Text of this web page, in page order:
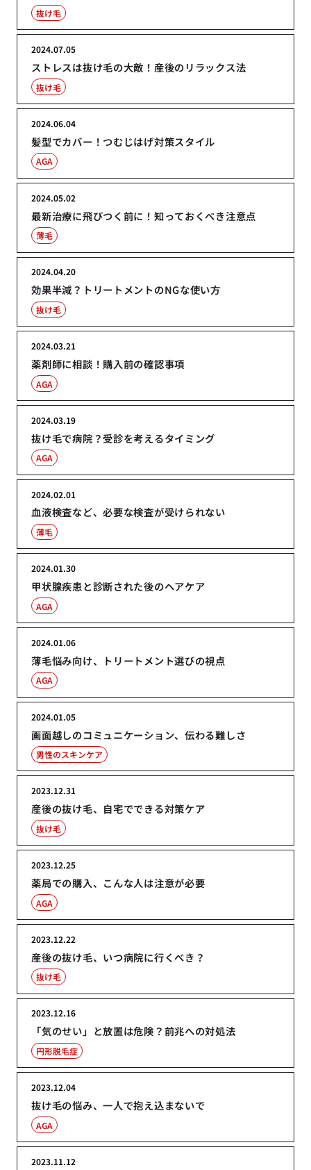
抜け毛
ストレスは抜け毛の大敵！産後のリラックス法
2024.07.05
抜け毛
髪型でカバー！つむじはげ対策スタイル
2024.06.04
AGA
最新治療に飛びつく前に！知っておくべき注意点
2024.05.02
薄毛
効果半減？トリートメントのNGな使い方
2024.04.20
抜け毛
薬剤師に相談！購入前の確認事項
2024.03.21
AGA
抜け毛で病院？受診を考えるタイミング
2024.03.19
AGA
血液検査など、必要な検査が受けられない
2024.02.01
薄毛
甲状腺疾患と診断された後のヘアケア
2024.01.30
AGA
薄毛悩み向け、トリートメント選びの視点
2024.01.06
AGA
画面越しのコミュニケーション、伝わる難しさ
2024.01.05
男性のスキンケア
産後の抜け毛、自宅でできる対策ケア
2023.12.31
抜け毛
薬局での購入、こんな人は注意が必要
2023.12.25
AGA
産後の抜け毛、いつ病院に行くべき？
2023.12.22
抜け毛
「気のせい」と放置は危険？前兆への対処法
2023.12.16
円形脱毛症
抜け毛の悩み、一人で抱え込まないで
2023.12.04
AGA
2023.11.12